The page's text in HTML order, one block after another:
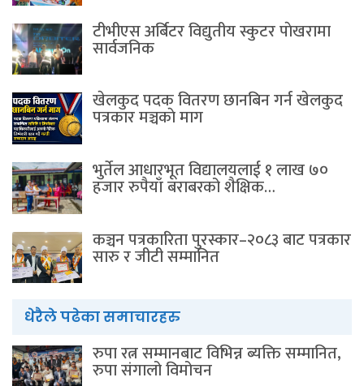
टीभीएस अर्बिटर विद्युतीय स्कुटर पाेखरामा
सार्वजनिक
खेलकुद पदक वितरण छानबिन गर्न खेलकुद
पत्रकार मञ्चकाे माग
भुर्तेल आधारभूत विद्यालयलाई १ लाख ७०
हजार रुपैयाँ बराबरको शैक्षिक…
कञ्चन पत्रकारिता पुरस्कार–२०८३ बाट पत्रकार
सारु र जीटी सम्मानित
धेरैले पढेका समाचारहरु
रुपा रत्न सम्मानबाट विभिन्न ब्यक्ति सम्मानित,
रुपा संगालो विमोचन